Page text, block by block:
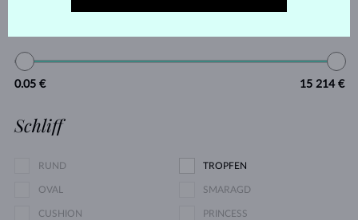
0.05 € 15 214 €
Schliff
RUND TROPFEN
OVAL SMARAGD
CUSHION PRINCESS